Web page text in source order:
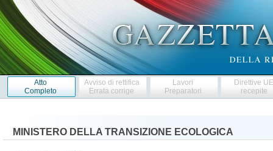
Atto
Completo
Avviso di rettifica
Errata corrige
Lavori
Preparatori
Direttive
recepite
MINISTERO DELLA TRANSIZIONE ECOLOGICA